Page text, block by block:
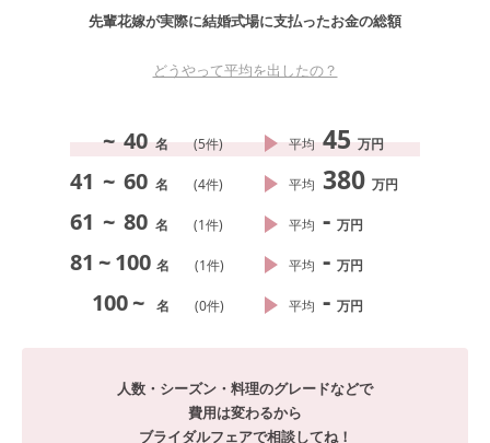
先輩花嫁が実際に結婚式場に支払ったお金の総額
どうやって平均を出したの？
~ 40 名 (5件) 平均 45 万円
41 ~ 60 名 (4件) 平均 380 万円
61 ~ 80 名 (1件) 平均 - 万円
81 ~100 名 (1件) 平均 - 万円
100~ 名 (0件) 平均 - 万円
人数・シーズン・料理のグレードなどで
費用は変わるから
ブライダルフェアで相談してね！